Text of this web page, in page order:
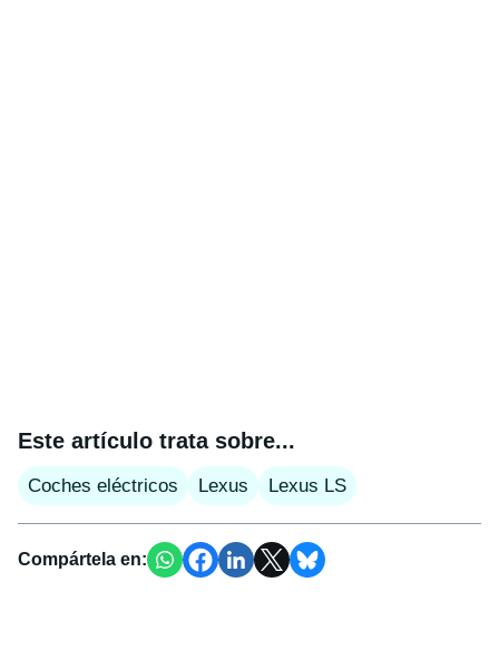
Este artículo trata sobre...
Coches eléctricos Lexus Lexus LS
Compártela en: